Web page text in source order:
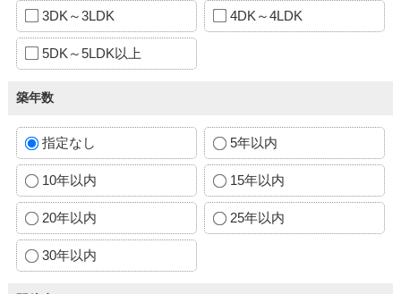
3DK～3LDK 4DK～4LDK
5DK～5LDK以上
築年数
指定なし 5年以内
10年以内 15年以内
20年以内 25年以内
30年以内